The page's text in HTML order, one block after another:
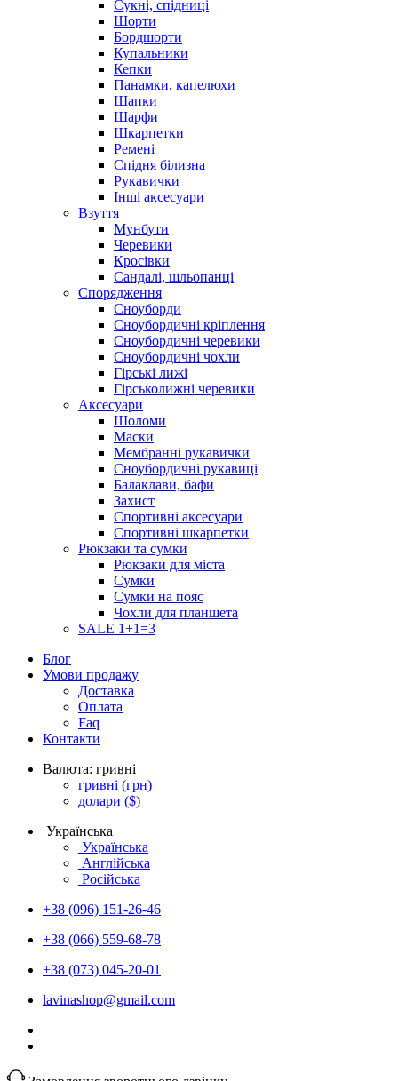
Сукні, спідниці
Шорти
Бордшорти
Купальники
Кепки
Панамки, капелюхи
Шапки
Шарфи
Шкарпетки
Ремені
Спідня білизна
Рукавички
Інші аксесуари
Взуття
Мунбути
Черевики
Кросівки
Сандалі, шльопанці
Спорядження
Сноуборди
Сноубордичні кріплення
Сноубордичні черевики
Сноубордичні чохли
Гірські лижі
Гірськолижні черевики
Аксесуари
Шоломи
Маски
Мембранні рукавички
Сноубордичні рукавиці
Балаклави, бафи
Захист
Спортивні аксесуари
Спортивні шкарпетки
Рюкзаки та сумки
Рюкзаки для міста
Сумки
Сумки на пояс
Чохли для планшета
SALE 1+1=3
Блог
Умови продажу
Доставка
Оплата
Faq
Контакти
Валюта: гривні
гривні (грн)
долари ($)
Українська
Українська
Англійська
Російська
+38 (096) 151-26-46
+38 (066) 559-68-78
+38 (073) 045-20-01
lavinashop@gmail.com